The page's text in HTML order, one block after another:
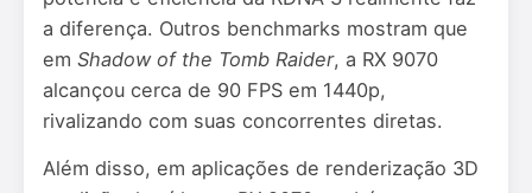
a diferença. Outros benchmarks mostram que
em Shadow of the Tomb Raider, a RX 9070
alcançou cerca de 90 FPS em 1440p,
rivalizando com suas concorrentes diretas.
Além disso, em aplicações de renderização 3D